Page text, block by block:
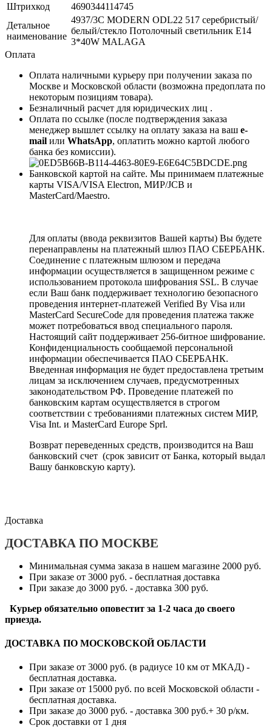
Штрихкод
4690344114745
Детальное
наименование
4937/3C MODERN ODL22 517 серебристый/
белый/стекло Потолочный светильник E14
3*40W MALAGA
Оплата
Оплата наличными курьеру при получении заказа по
Москве и Московской области (возможна предоплата по
некоторым позициям товара).
Безналичный расчет для юридических лиц .
Оплата по ссылке (после подтверждения заказа
менеджер вышлет ссылку на оплату заказа на ваш e-
mail или WhatsApp, оплатить можно картой любого
банка без комиссии).
Банковской картой на сайте. Мы принимаем платежные
карты VISA/VISA Electron, МИР/JCB и
MasterCard/Maestro.
Для оплаты (ввода реквизитов Вашей карты) Вы будете
перенаправлены на платежный шлюз ПАО СБЕРБАНК.
Соединение с платежным шлюзом и передача
информации осуществляется в защищенном режиме с
использованием протокола шифрования SSL. В случае
если Ваш банк поддерживает технологию безопасного
проведения интернет-платежей Verified By Visa или
MasterCard SecureCode для проведения платежа также
может потребоваться ввод специального пароля.
Настоящий сайт поддерживает 256-битное шифрование.
Конфиденциальность сообщаемой персональной
информации обеспечивается ПАО СБЕРБАНК.
Введенная информация не будет предоставлена третьим
лицам за исключением случаев, предусмотренных
законодательством РФ. Проведение платежей по
банковским картам осуществляется в строгом
соответствии с требованиями платежных систем МИР,
Visa Int. и MasterCard Europe Sprl.
Возврат переведенных средств, производится на Ваш
банковский счет (срок зависит от Банка, который выдал
Вашу банковскую карту).
Доставка
ДОСТАВКА ПО МОСКВЕ
Минимальная сумма заказа в нашем магазине 2000 руб.
При заказе от 3000 руб. - бесплатная доставка
При заказе до 3000 руб. - доставка 300 руб.
Курьер обязательно оповестит за 1-2 часа до своего
приезда.
ДОСТАВКА ПО МОСКОВСКОЙ ОБЛАСТИ
При заказе от 3000 руб. (в радиусе 10 км от МКАД) -
бесплатная доставка.
При заказе от 15000 руб. по всей Московской области -
бесплатная доставка.
При заказе до 3000 руб. - доставка 300 руб.+ 30 р/км.
Срок доставки от 1 дня